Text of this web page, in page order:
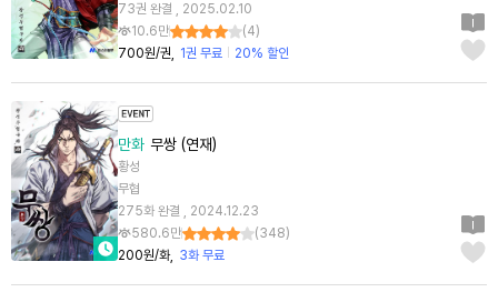
73권 완결 , 2025.02.10
10.6만
(4)
700원/권
1권 무료 20% 할인
만화 무쌍 (연재)
황성
무협
275화 완결 , 2024.12.23
580.6만
(348)
200원/화
3화 무료